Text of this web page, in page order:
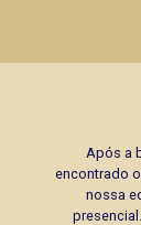
Após a
encontrado
nossa